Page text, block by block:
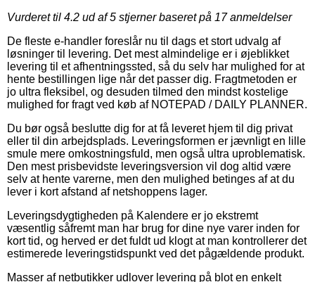
Vurderet til 4.2 ud af 5 stjerner baseret på 17anmeldelser
De fleste e-handler foreslår nu til dags et stort udvalg af
løsninger til levering. Det mest almindelige er i øjeblikket
levering til et afhentningssted, så du selv har mulighed for at
hente bestillingen lige når det passer dig. Fragtmetoden er
jo ultra fleksibel, og desuden tilmed den mindst kostelige
mulighed for fragt ved køb af NOTEPAD / DAILY PLANNER.
Du bør også beslutte dig for at få leveret hjem til dig privat
eller til din arbejdsplads. Leveringsformen er jævnligt en lille
smule mere omkostningsfuld, men også ultra uproblematisk.
Den mest prisbevidste leveringsversion vil dog altid være
selv at hente varerne, men den mulighed betinges af at du
lever i kort afstand af netshoppens lager.
Leveringsdygtigheden på Kalendere er jo ekstremt
væsentlig såfremt man har brug for dine nye varer inden for
kort tid, og herved er det fuldt ud klogt at man kontrollerer det
estimerede leveringstidspunkt ved det pågældende produkt.
Masser af netbutikker udlover levering på blot en enkelt